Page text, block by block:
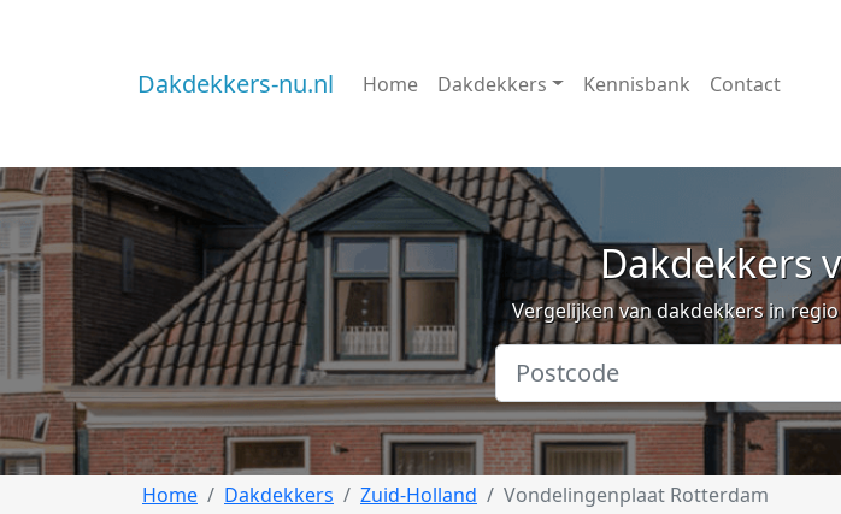
Dakdekkers-nu.nl Home Dakdekkers Kennisbank Contact
Dakdekkers
Vergelijken van dakdekkers in
Home Dakdekkers Zuid-Holland Vondelingenplaat Rotterdam